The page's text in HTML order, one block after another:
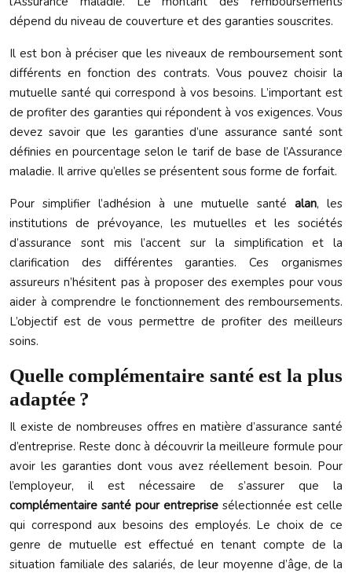
dépend du niveau de couverture et des garanties souscrites.
Il est bon à préciser que les niveaux de remboursement sont
différents en fonction des contrats. Vous pouvez choisir la
mutuelle santé qui correspond à vos besoins. L’important est
de profiter des garanties qui répondent à vos exigences. Vous
devez savoir que les garanties d’une assurance santé sont
définies en pourcentage selon le tarif de base de l’Assurance
maladie. Il arrive qu’elles se présentent sous forme de forfait.
Pour simplifier l’adhésion à une mutuelle santé alan, les
institutions de prévoyance, les mutuelles et les sociétés
d’assurance sont mis l’accent sur la simplification et la
clarification des différentes garanties. Ces organismes
assureurs n’hésitent pas à proposer des exemples pour vous
aider à comprendre le fonctionnement des remboursements.
L’objectif est de vous permettre de profiter des meilleurs
soins.
Quelle complémentaire santé est la plus
adaptée ?
Il existe de nombreuses offres en matière d’assurance santé
d’entreprise. Reste donc à découvrir la meilleure formule pour
avoir les garanties dont vous avez réellement besoin. Pour
l’employeur, il est nécessaire de s’assurer que la
complémentaire santé pour entreprise sélectionnée est celle
qui correspond aux besoins des employés. Le choix de ce
genre de mutuelle est effectué en tenant compte de la
situation familiale des salariés, de leur moyenne d’âge, de la